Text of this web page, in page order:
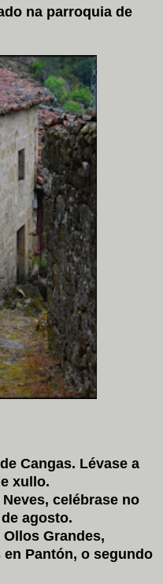
na parroquia de
Cangas. Lévase a
xullo.
celébrase no
agosto.
Grandes,
Pantón, o segundo